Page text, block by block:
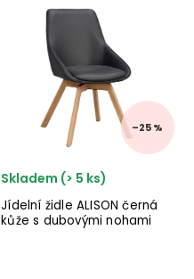
krásného nábytku
BIZZOTTO v kombinaci
kovové konstrukce a
textilního sedáku.
–25 %
Jídelní židle ALISON černá
kůže s dubovými nohami
Skladem (> 5 ks)